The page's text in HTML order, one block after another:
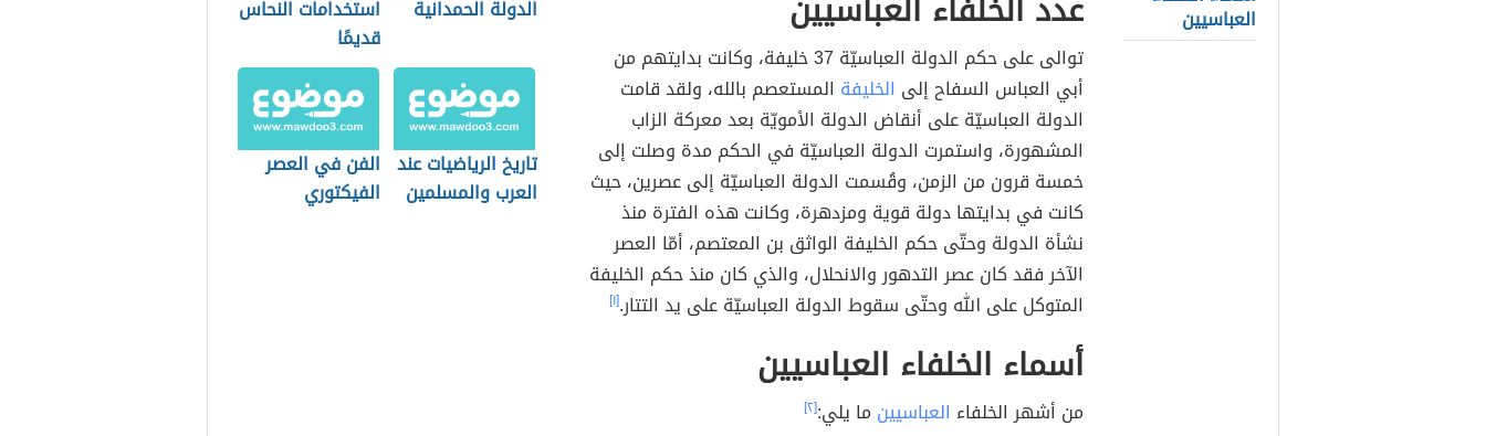
العباسيين
توالى على حكم الدولة العباسيّة 37 خليفة، وكانت بدايتهم من
أبي العباس السفاح إلى الخليفة المستعصم بالله، ولقد قامت
الدولة العباسيّة على أنقاض الدولة الأمويّة بعد معركة الزاب
المشهورة، واستمرت الدولة العباسيّة في الحكم مدة وصلت إلى
خمسة قرون من الزمن، وقُسمت الدولة العباسيّة إلى عصرين، حيث
كانت في بدايتها دولة قوية ومزدهرة، وكانت هذه الفترة منذ
نشأة الدولة وحتّى حكم الخليفة الواثق بن المعتصم، أمّا العصر
الآخر فقد كان عصر التدهور والانحلال، والذي كان منذ حكم الخليفة
المتوكل على الله وحتّى سقوط الدولة العباسيّة على يد التتار.[١]
أسماء الخلفاء العباسيين
من أشهر الخلفاء العباسيين ما يلي:[٢]
الدولة الحمدانية
استخدامات النحاس
قديمًا
تاريخ الرياضيات عند
العرب والمسلمين
الفن في العصر
الفيكتوري